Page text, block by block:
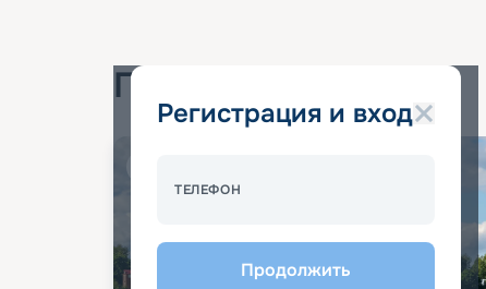
Регистрация и вход
ТЕЛЕФОН
Продолжить
Популярные круизы